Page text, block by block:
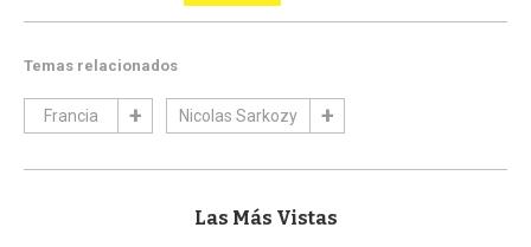
Temas relacionados
Francia Nicolas Sarkozy
Las Más Vistas